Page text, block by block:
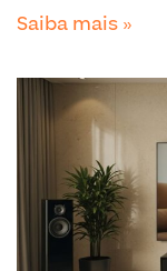
Saiba mais »